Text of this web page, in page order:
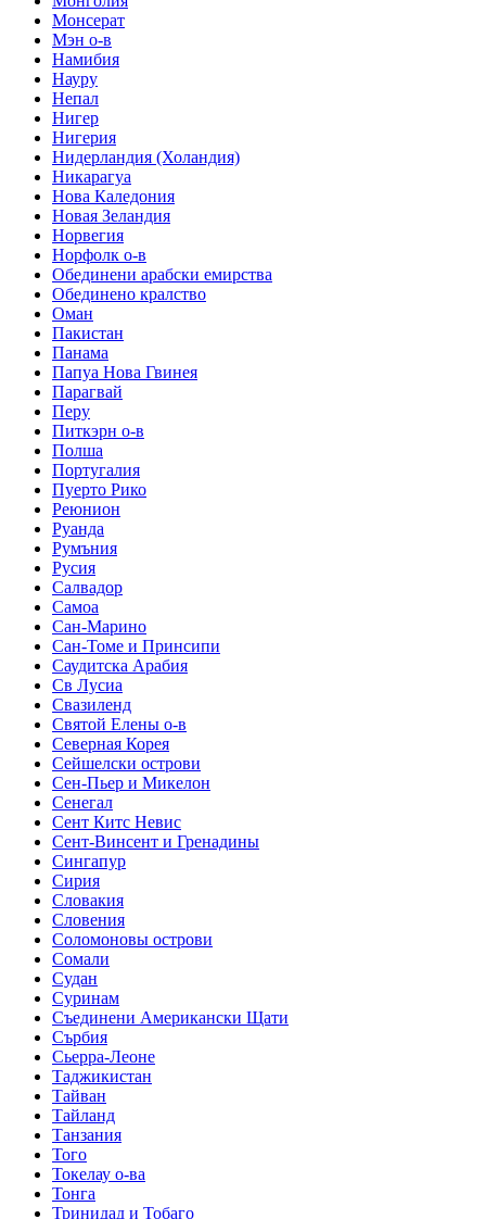
Монсерат
Мэн о-в
Намибия
Науру
Непал
Нигер
Нигерия
Нидерландия (Холандия)
Никарагуа
Нова Каледония
Новая Зеландия
Норвегия
Норфолк о-в
Обединени арабски емирства
Обединено кралство
Оман
Пакистан
Панама
Папуа Нова Гвинея
Парагвай
Перу
Питкэрн о-в
Полша
Португалия
Пуерто Рико
Реюнион
Руанда
Румъния
Русия
Салвадор
Самоа
Сан-Марино
Сан-Томе и Принсипи
Саудитска Арабия
Св Лусиа
Свазиленд
Святой Елены о-в
Северная Корея
Сейшелски острови
Сен-Пьер и Микелон
Сенегал
Сент Китс Невис
Сент-Винсент и Гренадины
Сингапур
Сирия
Словакия
Словения
Соломоновы острови
Сомали
Судан
Суринам
Съединени Американски Щати
Сърбия
Сьерра-Леоне
Таджикистан
Тайван
Тайланд
Танзания
Того
Токелау о-ва
Тонга
Тринидад и Тобаго